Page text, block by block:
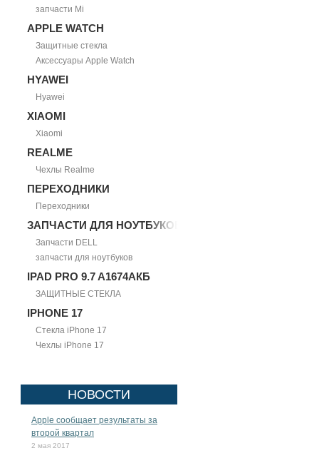
запчасти Mi
APPLE WATCH
Защитные стекла
Аксессуары Apple Watch
HYAWEI
Hyawei
XIAOMI
Xiaomi
REALME
Чехлы Realme
ПЕРЕХОДНИКИ
Переходники
ЗАПЧАСТИ ДЛЯ НОУТБУКОВ
Запчасти DELL
запчасти для ноутбуков
IPAD PRO 9.7 A1674АКБ
ЗАЩИТНЫЕ СТЕКЛА
IPHONE 17
Стекла iPhone 17
Чехлы iPhone 17
НОВОСТИ
Apple сообщает результаты за
второй квартал
2 мая 2017